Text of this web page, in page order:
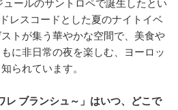
ールのサントロペで誕生したとい
レスコードとした夏のナイトイベ
トが集う華やかな空間で、美食や
に非日常の夜を楽しむ、ヨーロッ
られています。
ブランシュ～」はいつ、どこで